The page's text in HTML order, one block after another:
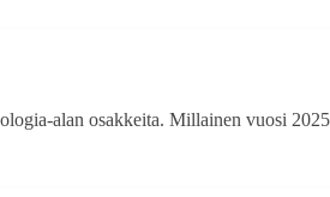
alan osakkeita. Millainen vuosi